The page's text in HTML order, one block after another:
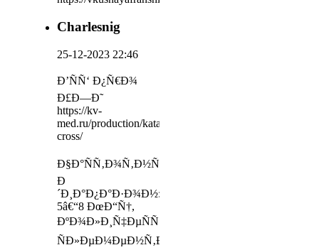
Charlesnig
25-12-2023 22:46
Ð’ÑÑ‘ Ð¿Ñ€Ð¾
Ð£Ð—Ð˜
https://kv-
med.ru/production/katalka-
cross/
Ð§Ð°ÑÑ‚Ð¾Ñ‚Ð½Ñ‹Ð¹
Ð
´Ð¸Ð°Ð¿Ð°Ð·Ð¾Ð½:
5â€“8 ÐœÐ“Ñ†,
ÐºÐ¾Ð»Ð¸Ñ‡ÐµÑÑ‚Ð²Ð¾
ÑÐ»ÐµÐ¼ÐµÐ½Ñ‚Ð¾Ð²: